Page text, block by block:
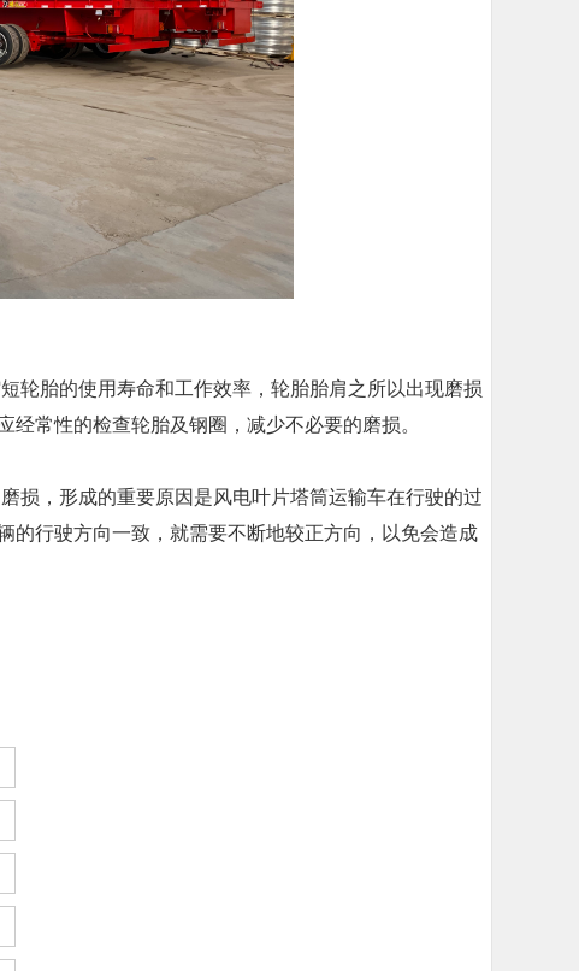
轮胎的使用寿命和工作效率，轮胎胎肩之所以出现磨损
常性的检查轮胎及钢圈，减少不必要的磨损。
损，形成的重要原因是风电叶片塔筒运输车在行驶的过
的行驶方向一致，就需要不断地较正方向，以免会造成